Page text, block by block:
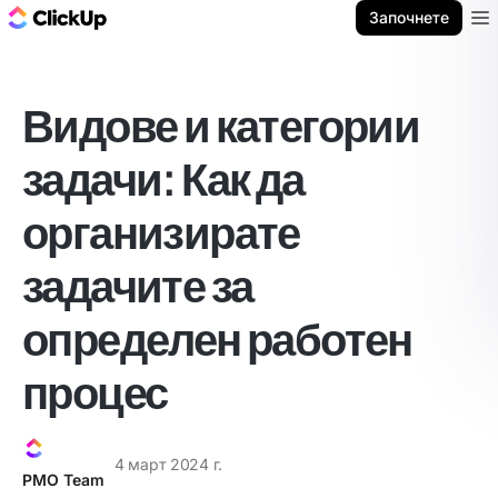
Започнете
Видове и категории
задачи: Как да
организирате
задачите за
определен работен
процес
PMO Team
4 март 2024 г.